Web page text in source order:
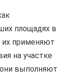
площадях в
их применяют
на участке
они выполняют